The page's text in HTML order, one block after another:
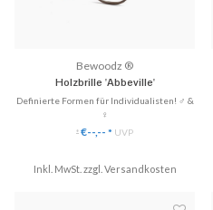
Bewoodz ®
Holzbrille 'Abbeville'
Definierte Formen für Individualisten! ♂ &
♀
✓ Gläser ganz einfach austauschbar
✓ Handgefertigt aus Echtholz
✓ Hochwertige Scharniere & perfekte
*€--,-- * UVP
Inkl. MwSt. zzgl. Versandkosten